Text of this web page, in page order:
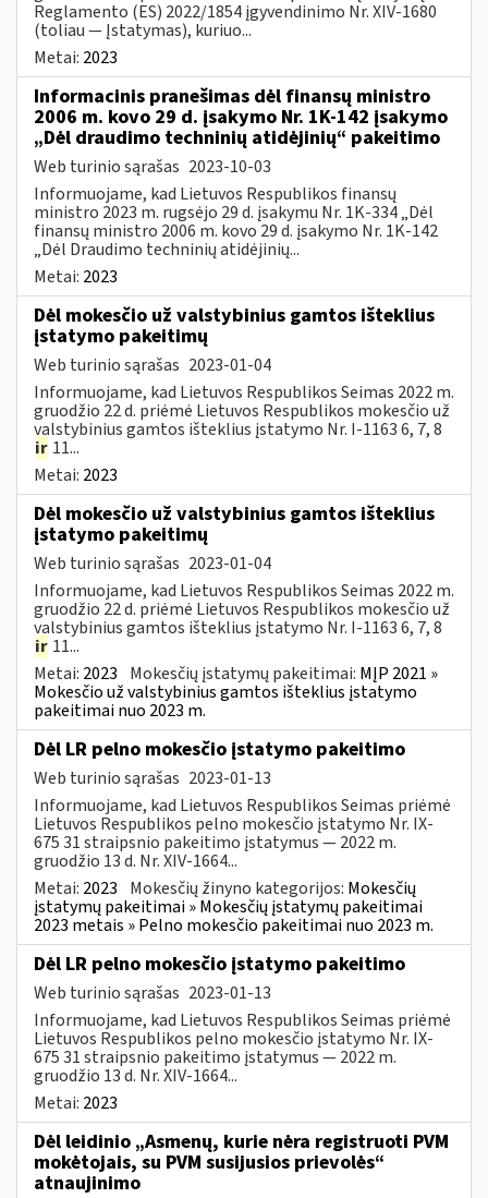
Reglamento (ES) 2022/1854 įgyvendinimo Nr. XIV-1680
(toliau — Įstatymas), kuriuo...
Metai: 2023
Informacinis pranešimas dėl finansų ministro
2006 m. kovo 29 d. įsakymo Nr. 1K-142 įsakymo
„Dėl draudimo techninių atidėjinių“ pakeitimo
Web turinio sąrašas 2023-10-03
Informuojame, kad Lietuvos Respublikos finansų
ministro 2023 m. rugsėjo 29 d. įsakymu Nr. 1K-334 „Dėl
finansų ministro 2006 m. kovo 29 d. įsakymo Nr. 1K-142
„Dėl Draudimo techninių atidėjinių...
Metai: 2023
Dėl mokesčio už valstybinius gamtos išteklius
įstatymo pakeitimų
Web turinio sąrašas 2023-01-04
Informuojame, kad Lietuvos Respublikos Seimas 2022 m.
gruodžio 22 d. priėmė Lietuvos Respublikos mokesčio už
valstybinius gamtos išteklius įstatymo Nr. I-1163 6, 7, 8
ir 11...
Metai: 2023
Dėl mokesčio už valstybinius gamtos išteklius
įstatymo pakeitimų
Web turinio sąrašas 2023-01-04
Informuojame, kad Lietuvos Respublikos Seimas 2022 m.
gruodžio 22 d. priėmė Lietuvos Respublikos mokesčio už
valstybinius gamtos išteklius įstatymo Nr. I-1163 6, 7, 8
ir 11...
Metai: 2023 Mokesčių įstatymų pakeitimai: MĮP 2021 »
Mokesčio už valstybinius gamtos išteklius įstatymo
pakeitimai nuo 2023 m.
Dėl LR pelno mokesčio įstatymo pakeitimo
Web turinio sąrašas 2023-01-13
Informuojame, kad Lietuvos Respublikos Seimas priėmė
Lietuvos Respublikos pelno mokesčio įstatymo Nr. IX-
675 31 straipsnio pakeitimo įstatymus — 2022 m.
gruodžio 13 d. Nr. XIV-1664...
Metai: 2023 Mokesčių žinyno kategorijos: Mokesčių
įstatymų pakeitimai » Mokesčių įstatymų pakeitimai
2023 metais » Pelno mokesčio pakeitimai nuo 2023 m.
Dėl LR pelno mokesčio įstatymo pakeitimo
Web turinio sąrašas 2023-01-13
Informuojame, kad Lietuvos Respublikos Seimas priėmė
Lietuvos Respublikos pelno mokesčio įstatymo Nr. IX-
675 31 straipsnio pakeitimo įstatymus — 2022 m.
gruodžio 13 d. Nr. XIV-1664...
Metai: 2023
Dėl leidinio „Asmenų, kurie nėra registruoti PVM
mokėtojais, su PVM susijusios prievolės“
atnaujinimo